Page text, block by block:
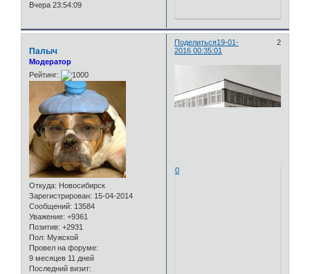
Вчера 23:54:09
Поделиться 2
19-01-
2016 00:35:01
Палыч
Модератор
Рейтинг:
Откуда: Новосибирск
Зарегистрирован: 15-04-2014
Сообщений: 13584
Уважение: +9361
Позитив: +2931
Пол: Мужской
Провел на форуме:
9 месяцев 11 дней
Последний визит:
0